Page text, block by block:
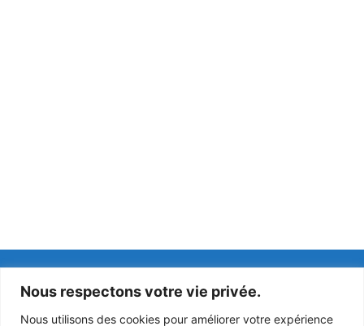
Nous respectons votre vie privée.
Nous utilisons des cookies pour améliorer votre expérience
Hôtel de ville
Place de la mairie
Horaires
lundi : 14h à 18h
mardi : fermé